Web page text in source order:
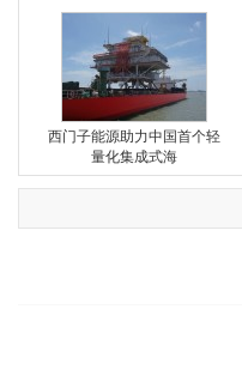
西门子能源助力中国首个轻
量化集成式海